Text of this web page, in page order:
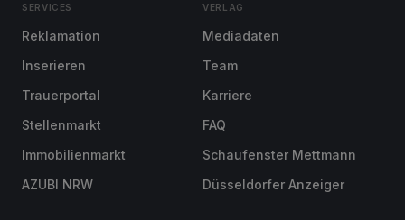
SERVICES
Reklamation
Inserieren
Trauerportal
Stellenmarkt
Immobilienmarkt
AZUBI NRW
VERLAG
Mediadaten
Team
Karriere
FAQ
Schaufenster Mettmann
Düsseldorfer Anzeiger